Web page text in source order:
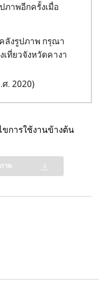
าพอีกครั้งเมื่อ
ลังรูปภาพ กรุณา
ที่ยวจังหวัดคางา
. 2020)
ขการใช้งานข้างต้น
าพ